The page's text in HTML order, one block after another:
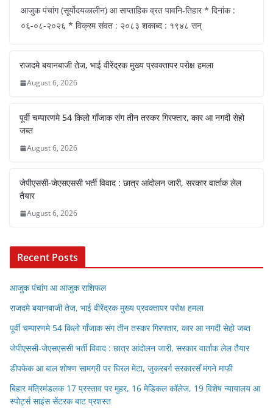
आजुक पंचांग (सूर्योदयकालीन) आ साप्ताहिक व्रत पावनि-तिहार * दिनांक :
०६-०८-२०२६ * विक्रम संवत : २०८३ शकाब्द : १९४८ सन्
राजदमे बयानबाजी तेज, भाई वीरेंद्रक मुख्य प्रवक्तापर परोक्ष हमला
August 6, 2026
पूर्वी चम्पारणमे 54 किलो गाँजाक संग तीन तस्कर गिरफ्तार, कार आ नगदी सेहो
जब्त
August 6, 2026
जेपीएससी-जेएसएससी भर्ती विवाद : छात्र आंदोलन जारी, सरकार वार्ताक लेल
तैयार
August 6, 2026
Recent Posts
आजुक पंचांग आ आजुक राशिफल
राजदमे बयानबाजी तेज, भाई वीरेंद्रक मुख्य प्रवक्तापर परोक्ष हमला
पूर्वी चम्पारणमे 54 किलो गाँजाक संग तीन तस्कर गिरफ्तार, कार आ नगदी सेहो जब्त
जेपीएससी-जेएसएससी भर्ती विवाद : छात्र आंदोलन जारी, सरकार वार्ताक लेल तैयार
डीपफेक आ बाल शोषण सामग्री पर घिरल मेटा, जुकरबर्ग सरकारसँ मंगने माफी
बिहार मंत्रिमंडलक 17 प्रस्ताव पर मुहर, 16 मेडिकल कॉलेज, 19 विशेष न्यायालय आ
स्पोर्ट्स साइंस सेंटरक बाट प्रशस्त